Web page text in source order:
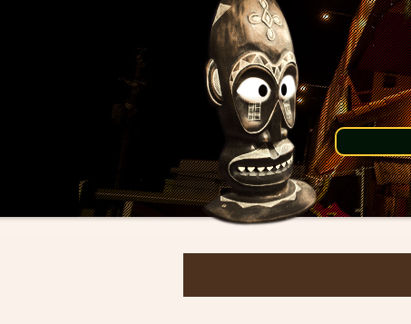
社員・アルバイト募集
MENU
モーニング・ランチメニュ
ー
グランドメニュー
ゲームリスト